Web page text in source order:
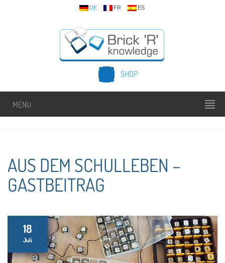
DE FR ES
SHOP
MENU
AUS DEM SCHULLEBEN –
GASTBEITRAG
18
Juli